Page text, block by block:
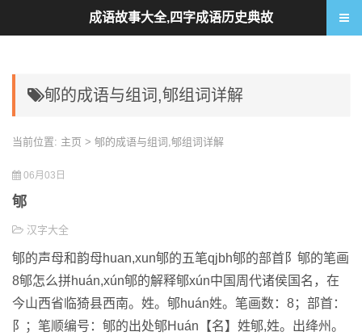
郇的成语与组词,郇组词详解
当前位置: 主页 > 郇的成语与组词,郇组词详解
06月03日
郇
汉字大全
郇的声母和韵母huan,xun郇的五笔qjbh郇的部首阝郇的笔画
8郇怎么拼huán,xún郇的解释郇xún中国周代诸侯国名，在
今山西省临猗县西南。姓。郇huán姓。笔画数：8；部首：
阝；笔顺编号：郇的出处郇Huán【名】姓郇,姓。出绛州。
成语故事大全,四字成语历史典故